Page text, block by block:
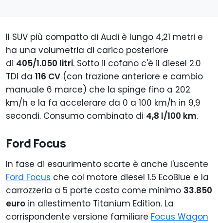
Il SUV più compatto di Audi è lungo 4,21 metri e
ha una volumetria di carico posteriore
di 405/1.050 litri. Sotto il cofano c'è il diesel 2.0
TDI da 116 CV (con trazione anteriore e cambio
manuale 6 marce) che la spinge fino a 202
km/h e la fa accelerare da 0 a 100 km/h in 9,9
secondi. Consumo combinato di 4,8 l/100 km.
Ford Focus
In fase di esaurimento scorte è anche l'uscente
Ford Focus che col motore diesel 1.5 EcoBlue e la
carrozzeria a 5 porte costa come minimo 33.850
euro in allestimento Titanium Edition. La
corrispondente versione familiare Focus Wagon